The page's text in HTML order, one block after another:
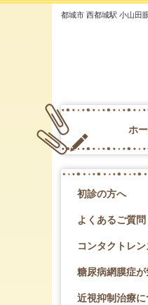
都城市 西都城駅 小山田
ホ
初診の方へ
よくあるご質
コンタクトレン
糖尿病網膜症
近視抑制治療に